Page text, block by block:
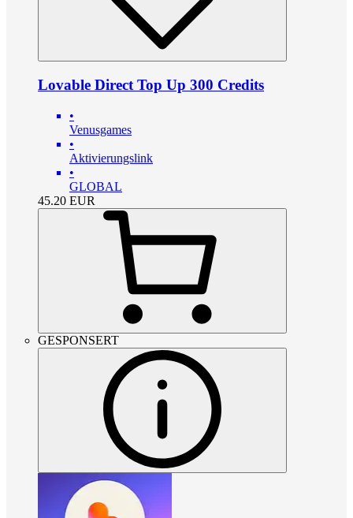
Lovable Direct Top Up 300 Credits
•
Venusgames
•
Aktivierungslink
•
GLOBAL
45.20 EUR
GESPONSERT